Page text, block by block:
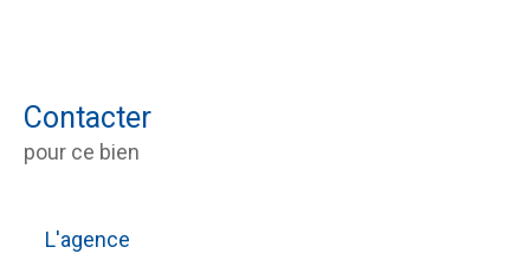
Contacter
pour ce bien
L'agence